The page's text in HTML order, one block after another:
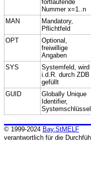
fortlaufende
Nummer x=1..n
MAN
Mandatory,
Pflichtfeld
OPT
Optional,
freiwillige
Angaben
SYS
Systemfeld, wird
i.d.R. durch ZDB
gefüllt
GUID
Globally Unique
Identifier,
Systemschlüssel
© 1999-2024 Bay.StMELF
verantwortlich für die